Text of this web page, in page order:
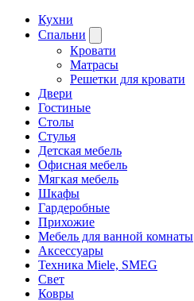
Кухни
Спальни
Кровати
Матрасы
Решетки для кровати
Двери
Гостиные
Столы
Стулья
Детская мебель
Офисная мебель
Мягкая мебель
Шкафы
Гардеробные
Прихожие
Мебель для ванной комнаты
Аксессуары
Техника Miele, SMEG
Свет
Ковры